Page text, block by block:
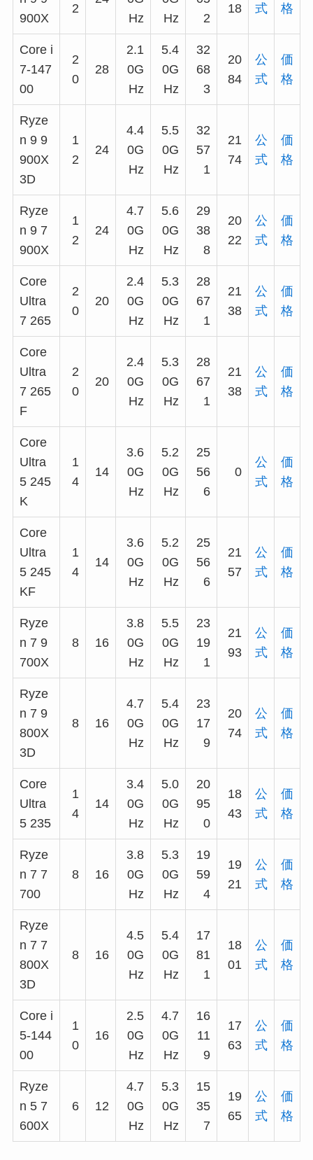
900X
2
Hz
Hz
2
18 式 格
Core i
7-147
00
2
0
28
2.1
0G
Hz
5.4
0G
Hz
32
68
3
20
84
公
式
価
格
Ryze
n 9 9
900X
3D
1
2
24
4.4
0G
Hz
5.5
0G
Hz
32
57
1
21
74
公
式
価
格
Ryze
n 9 7
900X
1
2
24
4.7
0G
Hz
5.6
0G
Hz
29
38
8
20
22
公
式
価
格
Core
Ultra
7 265
2
0
20
2.4
0G
Hz
5.3
0G
Hz
28
67
1
21
38
公
式
価
格
Core
Ultra
7 265
F
2
0
20
2.4
0G
Hz
5.3
0G
Hz
28
67
1
21
38
公
式
価
格
Core
Ultra
5 245
K
1
4
14
3.6
0G
Hz
5.2
0G
Hz
25
56
6
0
公
式
価
格
Core
Ultra
5 245
KF
1
4
14
3.6
0G
Hz
5.2
0G
Hz
25
56
6
21
57
公
式
価
格
Ryze
n 7 9
700X
8 16
3.8
0G
Hz
5.5
0G
Hz
23
19
1
21
93
公
式
価
格
Ryze
n 7 9
800X
3D
8 16
4.7
0G
Hz
5.4
0G
Hz
23
17
9
20
74
公
式
価
格
Core
Ultra
5 235
1
4
14
3.4
0G
Hz
5.0
0G
Hz
20
95
0
18
43
公
式
価
格
Ryze
n 7 7
700
8 16
3.8
0G
Hz
5.3
0G
Hz
19
59
4
19
21
公
式
価
格
Ryze
n 7 7
800X
3D
8 16
4.5
0G
Hz
5.4
0G
Hz
17
81
1
18
01
公
式
価
格
Core i
5-144
00
1
0
16
2.5
0G
Hz
4.7
0G
Hz
16
11
9
17
63
公
式
価
格
Ryze
n 5 7
600X
6 12
4.7
0G
Hz
5.3
0G
Hz
15
35
7
19
65
公
式
価
格